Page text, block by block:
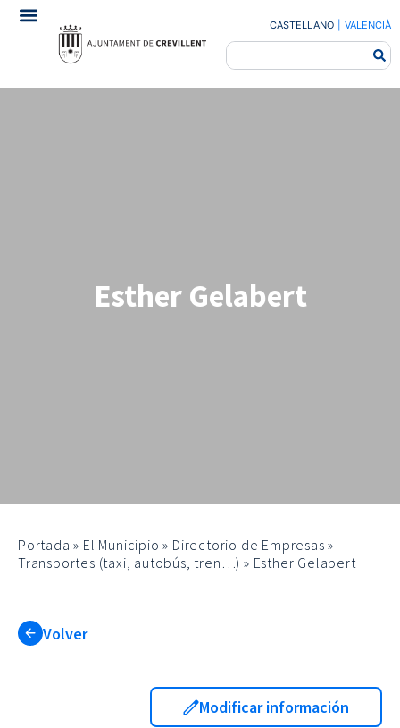
CASTELLANO VALENCIÀ
Esther Gelabert
Portada » El Municipio » Directorio de Empresas »
Transportes (taxi, autobús, tren…) » Esther Gelabert
Volver
Modificar información